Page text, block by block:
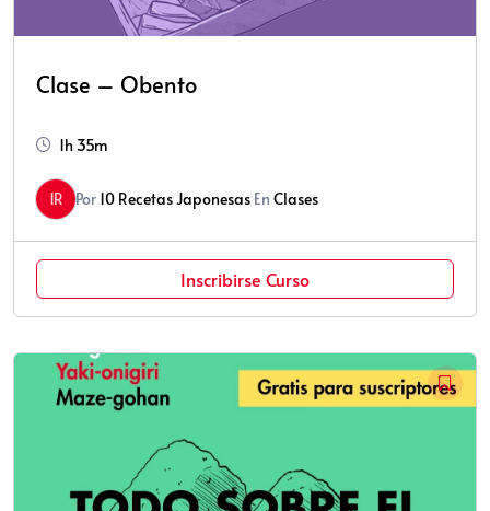
Clase – Obento
1h 35m
1R Por 10 Recetas Japonesas En Clases
Inscribirse Curso